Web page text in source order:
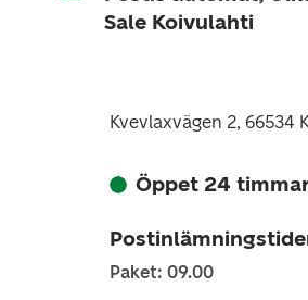
Sale Koivulahti
Kvevlaxvägen 2, 66534
Öppet 24
Paket: 09.00